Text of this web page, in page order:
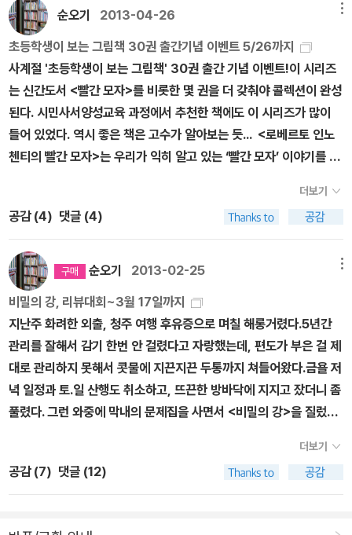
고 장애를 바라보는 시각은 이래야 한다느니 저래야 한다는 식으로
훈계를 하지 않는다. 다만발레리의 말과 행동을 통해 충분히 공감할
수 있도록 한다. 아마도 발레리가 쉽게 적응할 수 있었던 데에는 긍정
적인 사고가 큰 도움이 되었을 것이다. 그렇다고지금 우리 현실에서
장애를 가진 사람들에게 긍정적인 사고를 가지라고 자신있게 이야기
할 수가 없다. 너무나 열악한 환경 때문에. 과연 우리나라에서 시각 장
애 아동이 특수교육을 받을 수 있도록 환경이 조성된 학교가 얼마나
될까. 이제 우리도 제발 국가적인 차원에서이런 것에 관심을 가졌으
스 그림, 이상희 옮김 / 사계절 / 2005년 1월 빈터의 서커스 찰스 키
핑 글 그림, 서애경 옮김 / 사계절 / 2005년 2월 길거리 가수 새미
찰스 키핑 글 그림, 서애경 옮김 / 사계절 / 2005년 5월 조지프의 마
당 찰스 키핑 지음, 서애경 옮김 / 사계절 / 2005년 8월 자이, 자유
를 찾은 아이 폴 티에스 지음, 크리스토프 메를랭 그림, 김태희 옮김 /
사계절 / 2005년 11월 비가 오면 신혜은 지음, 최석운 그림 / 사계절
/ 2006년 5월 잃어버린 아이들 메리 윌리엄스 지음, 노성철 옮김,
그레고리 크리스 그림 / 사계절 / 2006년 7월 골목에서 소리가 난
해볼까? 줄리어스 레스터 글, 카렌 바버 그림, 조소정 옮김 / 사계절 /
/ 2007년 10월 도착 숀 탠 지음 / 사계절 / 2008년 1월 흰지팡이
여행 에이다 바셋 리치필드 글, 김용연 그림, 이승숙 옮김 / 사계절 /
2008년 5월1977, 미국그림만 이번에 그린 듯. 두 사람 이보나 흐
미엘레프스카 지음, 이지원 옮김 / 사계절 / 2008년 6월 낙원섬에
서 생긴 일 찰스 키핑 글 그림, 서애경 옮김 / 사계절 / 2008년 8월
강아지똥 할아버지 장주식 글, 최석운 그림 / 사계절 / 2009년 5월
2007, 2009권정생 이야기. 이산화탄소, 탈것으로 알아 보아요 미
우라 타로 글.그림, 김해창 옮김 / 사계절 / 2009년 11월 쓰나미, 그
노은정 옮김, 에드 영 그림 / 사계절 / 2009년 12월 시간의 네 방향
이보나 흐미엘레프스카 글.그림, 이지원 옮김 / 사계절 / 2010년 3
월 찰리, 샬럿, 금빛 카나리아 찰스 키핑 글.그림, 서애경 옮김 / 사계
순오기 2013-04-26
초등학생이 보는 그림책 30권 출간기념 이벤트 5/26까지
사계절 '초등학생이 보는 그림책' 30권 출간 기념 이벤트!이 시리즈
는 신간도서 <빨간 모자>를 비롯한 몇 권을 더 갖춰야 콜렉션이 완성
된다. 시민사서양성교육 과정에서 추천한 책에도 이 시리즈가 많이
들어 있었다. 역시 좋은 책은 고수가 알아보는 듯... <로베르토 인노
첸티의 빨간 모자>는 우리가 익히 알고 있는 ‘빨간 모자’ 이야기를 통
없는 현실, 무엇이 잘못되었고, 어디서부터 다시 쌓아올려야 하는
지... 현실은 지금 어떠한지 돌아보게 한다. 이벤트는 여기로~ htt
p://www.aladin.co.kr/events/wevent_book.aspx?pn=1
30423_sakyejul1108 1. 그림책 추천 권장 목록2. 그림책 깊이
읽기 길잡이3. 그림책 독서지도 길잡이 등 유익한 자료도 얻고 댓글
더보기
공감 (4) 댓글 (4)
순오기 2013-02-25
비밀의 강, 리뷰대회~3월 17일까지
지난주 화려한 외출, 청주 여행 후유증으로 며칠 해롱거렸다.5년간
관리를 잘해서 감기 한번 안 걸렸다고 자랑했는데, 편도가 부은 걸 제
대로 관리하지 못해서 콧물에 지끈지끈 두통까지 쳐들어왔다.금욜 저
녁 일정과 토.일 산행도 취소하고, 뜨끈한 방바닥에 지지고 잤더니 좀
풀렸다. 그런 와중에 막내의 문제집을 사면서 <비밀의 강>을 질렀다.
다.'아~ 어떻게 이런 그림을 그릴 수 있지?'얼굴도 모르는 레오 딜런.
다이앤 딜런 부부에게 무한 경탄을 보냈다. 지금 <비밀의 강>을 사
면 일러스트 엽서 세트와 고급양장 포스트잇도 받을 수 있다.'와우~
더보기
공감 (7) 댓글 (12)